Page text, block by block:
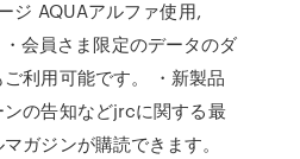
ジ AQUAアルファ使用,
会員さま限定のデータのダ
利用可能です。 ・新製品
の告知などjrcに関する最
ガジンが購読できます。